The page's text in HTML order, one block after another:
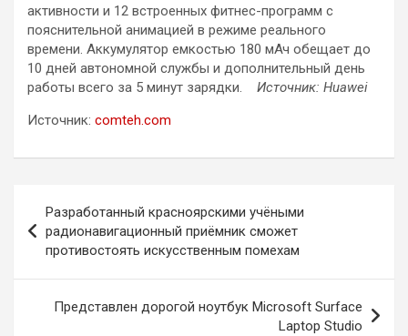
активности и 12 встроенных фитнес-программ с
пояснительной анимацией в режиме реального
времени. Аккумулятор емкостью 180 мАч обещает до
10 дней автономной службы и дополнительный день
работы всего за 5 минут зарядки. Источник: Huawei
Источник: comteh.com
по
записям
Разработанный красноярскими учёными
радионавигационный приёмник сможет
противостоять искусственным помехам
Представлен дорогой ноутбук Microsoft Surface
Laptop Studio